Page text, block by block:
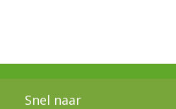
Snel naar